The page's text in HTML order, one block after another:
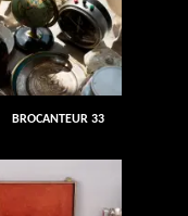
BROCANTEUR 33